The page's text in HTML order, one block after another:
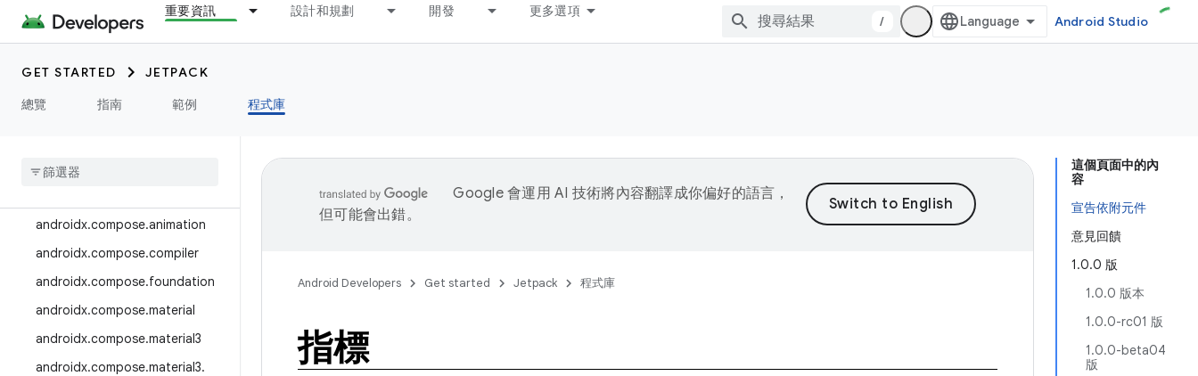
重要資訊 設計和規劃 開發 更多選項
/ Android Studio
GET STARTED
JETPACK
總覽
指南 範例 程式庫
androidx.camera.media3
androidx.car
androidx.car.app
androidx
androidx.compose.animation
androidx.compose.compiler
androidx.compose.foundation
androidx.compose.material
androidx.compose.material3
androidx.compose.material3.
這個頁面中的內
容
宣告依附元件
意見回饋
1.0.0 版
1.0.0 版本
1.0.0-rc01 版
1.0.0-beta04
版
Google 會運用 AI 技術將內容翻譯成你偏好的語言，
但可能會出錯。
Android Developers Get started Jetpack 程式庫
指標